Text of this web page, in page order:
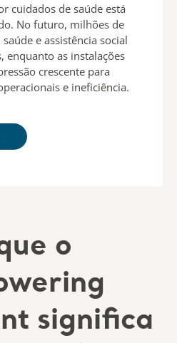
cuidados de saúde está
No futuro, milhões de
e assistência social
enquanto as instalações
crescente para
e ineficiência.
o
significa